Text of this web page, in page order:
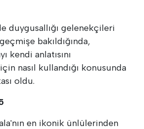
duygusallığı gelenekçileri
bakıldığında,
kendi anlatısını
nasıl kullandığı konusunda
oldu.
en ikonik ünlülerinden